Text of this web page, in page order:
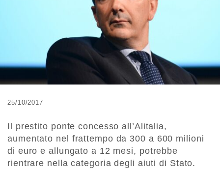
25/10/2017
Il prestito ponte concesso all’Alitalia,
aumentato nel frattempo da 300 a 600 milioni
di euro e allungato a 12 mesi, potrebbe
rientrare nella categoria degli aiuti di Stato.